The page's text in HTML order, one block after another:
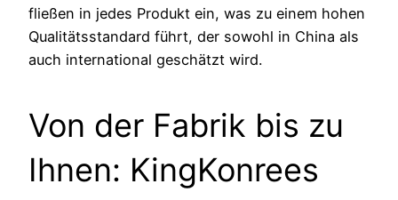
fließen in jedes Produkt ein, was zu einem hohen
Qualitätsstandard führt, der sowohl in China als
auch international geschätzt wird.
Von der Fabrik bis zu
Ihnen: KingKonrees